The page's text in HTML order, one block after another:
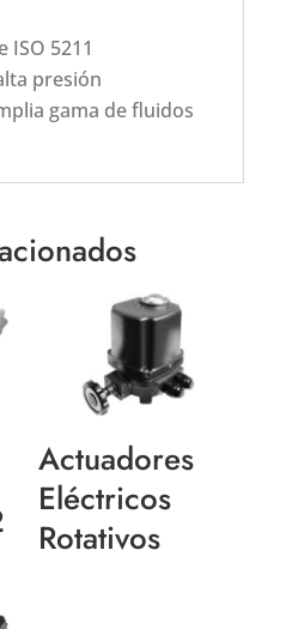
ISO 5211
presión
gama de fluidos
Actuadores
Eléctricos
Rotativos